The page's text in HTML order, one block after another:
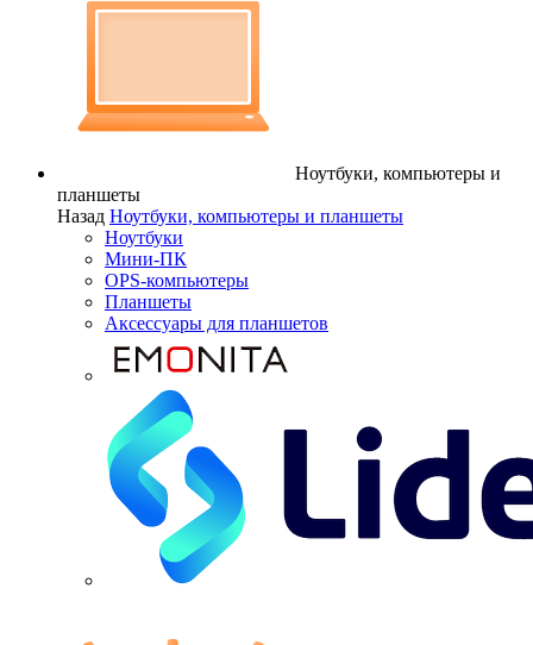
Ноутбуки, компьютеры и
планшеты
Назад Ноутбуки, компьютеры и планшеты
Ноутбуки
Мини-ПК
OPS-компьютеры
Планшеты
Аксессуары для планшетов